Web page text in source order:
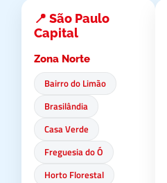
📍 São Paulo
Capital
Zona Norte
Bairro do Limão
Brasilândia
Casa Verde
Freguesia do Ó
Horto Florestal